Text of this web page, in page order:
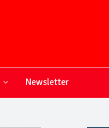
Newsletter